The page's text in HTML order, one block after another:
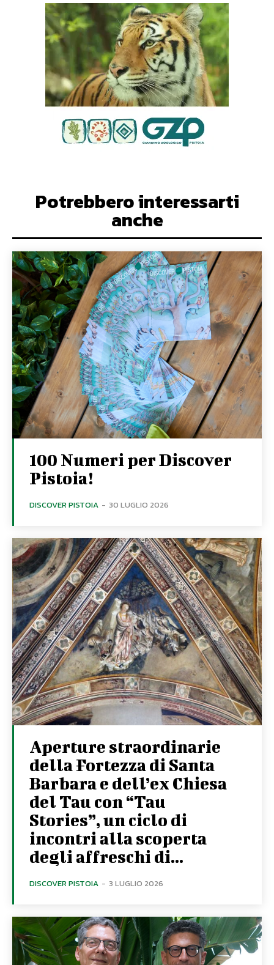
Potrebbero interessarti
anche
100 Numeri per Discover
Pistoia!
DISCOVER PISTOIA - 30 LUGLIO 2026
Aperture straordinarie
della Fortezza di Santa
Barbara e dell’ex Chiesa
del Tau con “Tau
Stories”, un ciclo di
incontri alla scoperta
degli affreschi di...
DISCOVER PISTOIA - 3 LUGLIO 2026